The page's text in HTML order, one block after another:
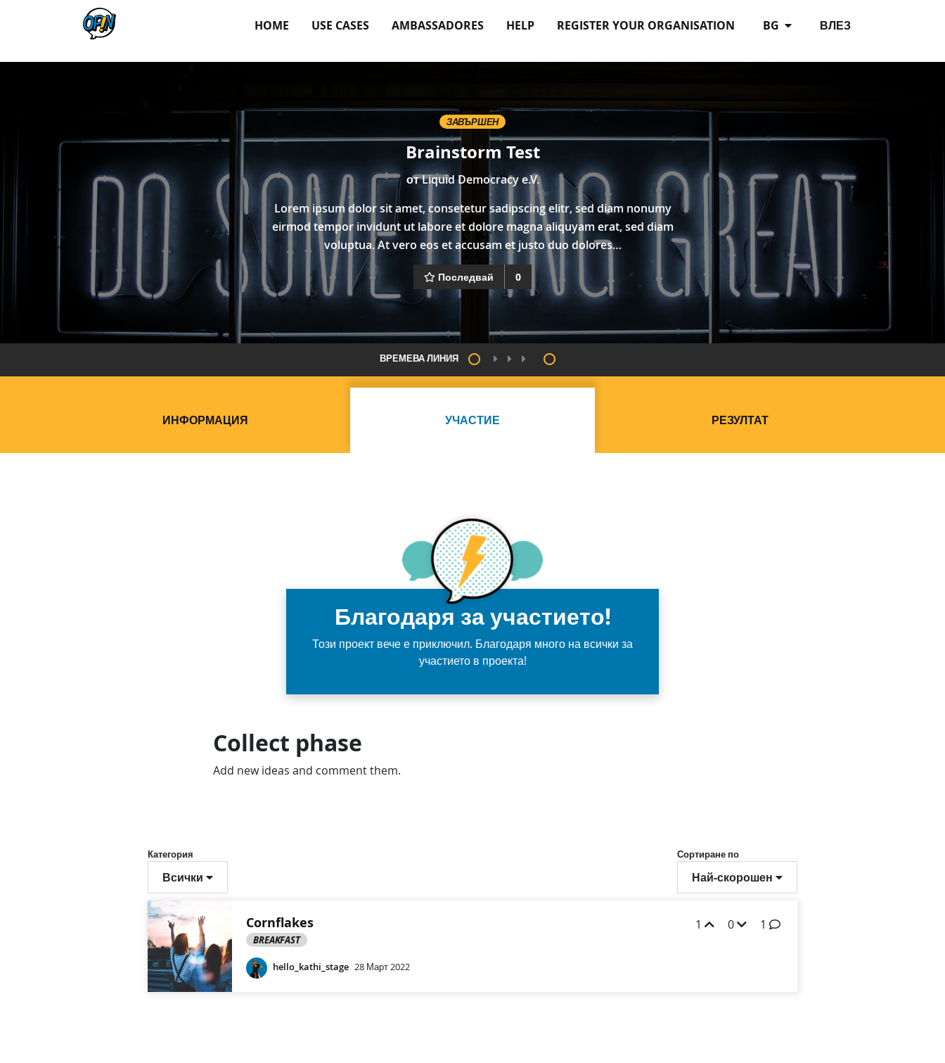
ВЛЕЗ
BG
HOME USE CASES AMBASSADORES HELP REGISTER YOUR ORGANISATION
ЗАВЪРШЕН
Brainstorm Test
отLiquid Democracy e.V.
Lorem ipsum dolor sit amet, consetetur sadipscing elitr, sed diam nonumy
eirmod tempor invidunt ut labore et dolore magna aliquyam erat, sed diam
voluptua. At vero eos et accusam et justo duo dolores…
Последвай 0
ВРЕМЕВА ЛИНИЯ
ИНФОРМАЦИЯ УЧАСТИЕ РЕЗУЛТАТ
Благодаря за участието!
Този проект вече е приключил. Благодаря много на всички за
участието в проекта!
Collect phase
Add new ideas and comment them.
Категория
Всички
Сортиране по
Най-скорошен
1 0 1
Cornflakes
BREAKFAST
hello_kathi_stage 28 Март 2022